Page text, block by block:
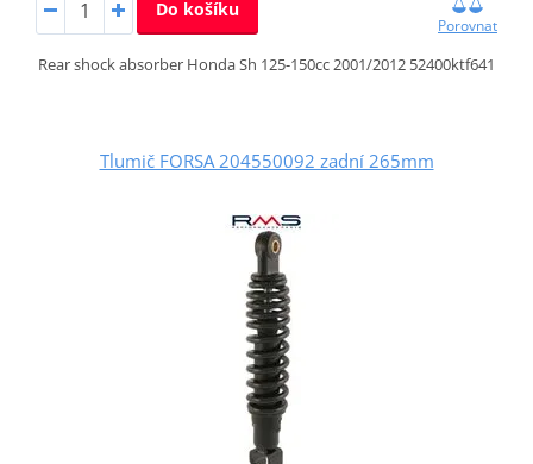
Do košíku
Porovnat
Rear shock absorber Honda Sh 125-150cc 2001/2012 52400ktf641
Tlumič FORSA 204550092 zadní 265mm